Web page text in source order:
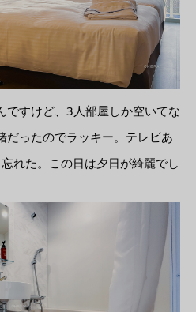
ですけど、3人部屋しか空いてな
だったのでラッキー。テレビあ
れた。この日は夕日が綺麗でし